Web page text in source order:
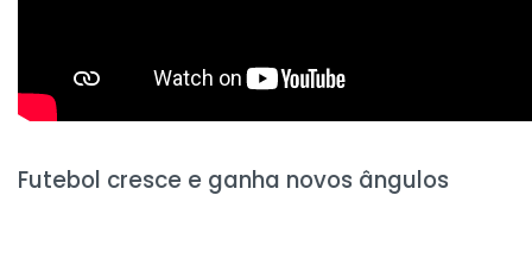
Futebol cresce e ganha novos ângulos